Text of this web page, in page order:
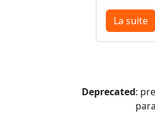
La suite
Deprecated: